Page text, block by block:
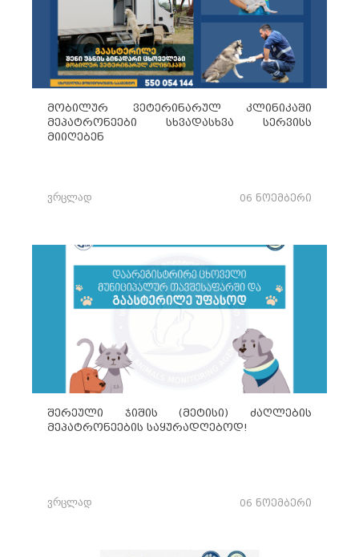
მობილურ ვეტერინარულ კლინიკაში
მეპატრონეები სხვადასხვა სერვისს
მიიღებენ
06 ნოემბერი
ვრცლად
შერეული ჯიშის (მეტისი) ძაღლების
მეპატრონეების საყურადღებოდ!
06 ნოემბერი
ვრცლად